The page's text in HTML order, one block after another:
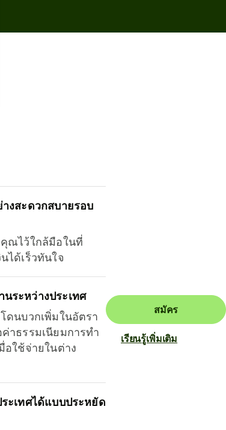
างสะดวกสบายรอบ
คุณไว้ใกล้มือในที่
ได้เร็วทันใจ
ระหว่างประเทศ
ดนบวกเพิ่มในอัตรา
าธรรมเนียมการทำ
อใช้จ่ายในต่าง
ะเทศได้แบบประหยัด
สมัคร
เรียนรู้เพิ่มเติม